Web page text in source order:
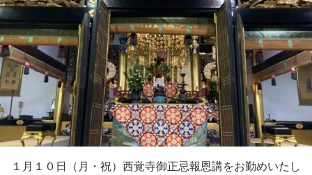
１月１０日（月・祝）西覚寺御正忌報恩講をお勤めいたし